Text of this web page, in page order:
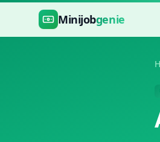
Zum Hauptinhalt springen
Minijobgenie